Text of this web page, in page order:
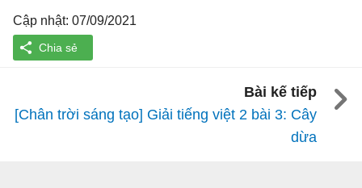
Cập nhật: 07/09/2021
Bài kế tiếp
[Chân trời sáng tạo] Giải tiếng việt 2 bài 3: Cây
dừa